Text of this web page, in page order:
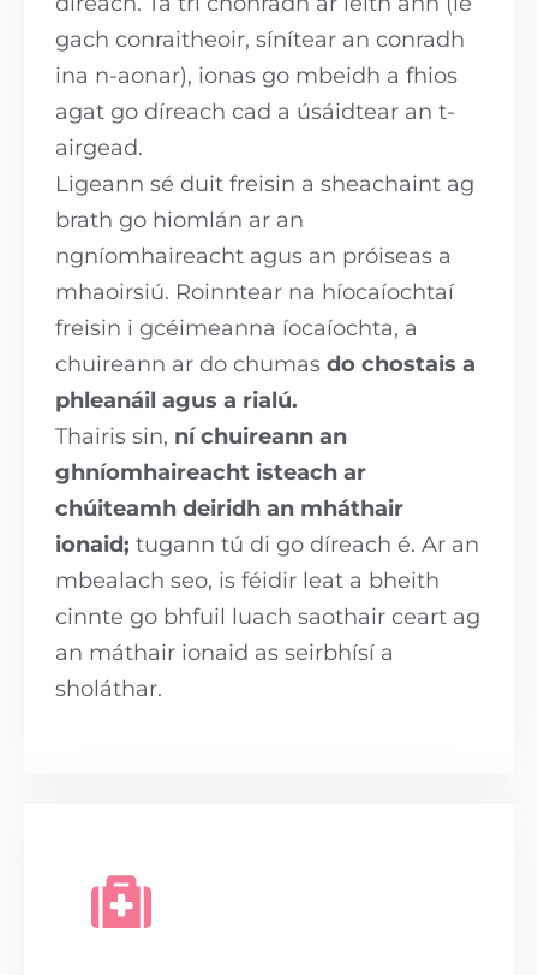
gach conraitheoir, sínítear an conradh
ina n-aonar), ionas go mbeidh a fhios
agat go díreach cad a úsáidtear an t-
airgead.
Ligeann sé duit freisin a sheachaint ag
brath go hiomlán ar an
ngníomhaireacht agus an próiseas a
mhaoirsiú. Roinntear na híocaíochtaí
freisin i gcéimeanna íocaíochta, a
chuireann ar do chumas do chostais a
phleanáil agus a rialú.
Thairis sin, ní chuireann an
ghníomhaireacht isteach ar
chúiteamh deiridh an mháthair
ionaid; tugann tú di go díreach é. Ar an
mbealach seo, is féidir leat a bheith
cinnte go bhfuil luach saothair ceart ag
an máthair ionaid as seirbhísí a
sholáthar.